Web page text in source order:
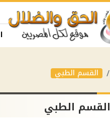
القسم الطبي
القسم الطبي